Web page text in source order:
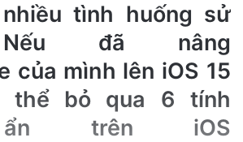
tình huống sử
đã nâng
của mình lên iOS 15
thể bỏ qua 6 tính
trên iOS